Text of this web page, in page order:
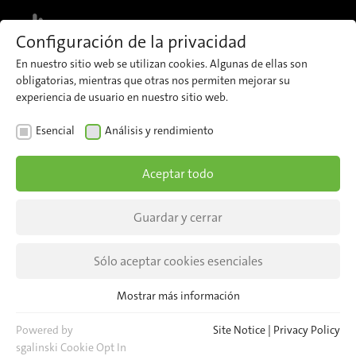
TRAKO EXPO in Gdansk
TRAKO EXPO in Gdansk - a meeting of the
industry in the amber city at the Polish Baltic
Configuración de la privacidad
En nuestro sitio web se utilizan cookies. Algunas de ellas son
obligatorias, mientras que otras nos permiten mejorar su
experiencia de usuario en nuestro sitio web.
Esencial Análisis y rendimiento
Aceptar todo
Guardar y cerrar
Sólo aceptar cookies esenciales
Cookies esenciales son necesarias para las funciones básicas del
sitio web. Esto asegura que el sitio web funcione correctamente.
Mostrar más información
Powered by
sgalinski Cookie Opt In
Site Notice | Privacy Policy